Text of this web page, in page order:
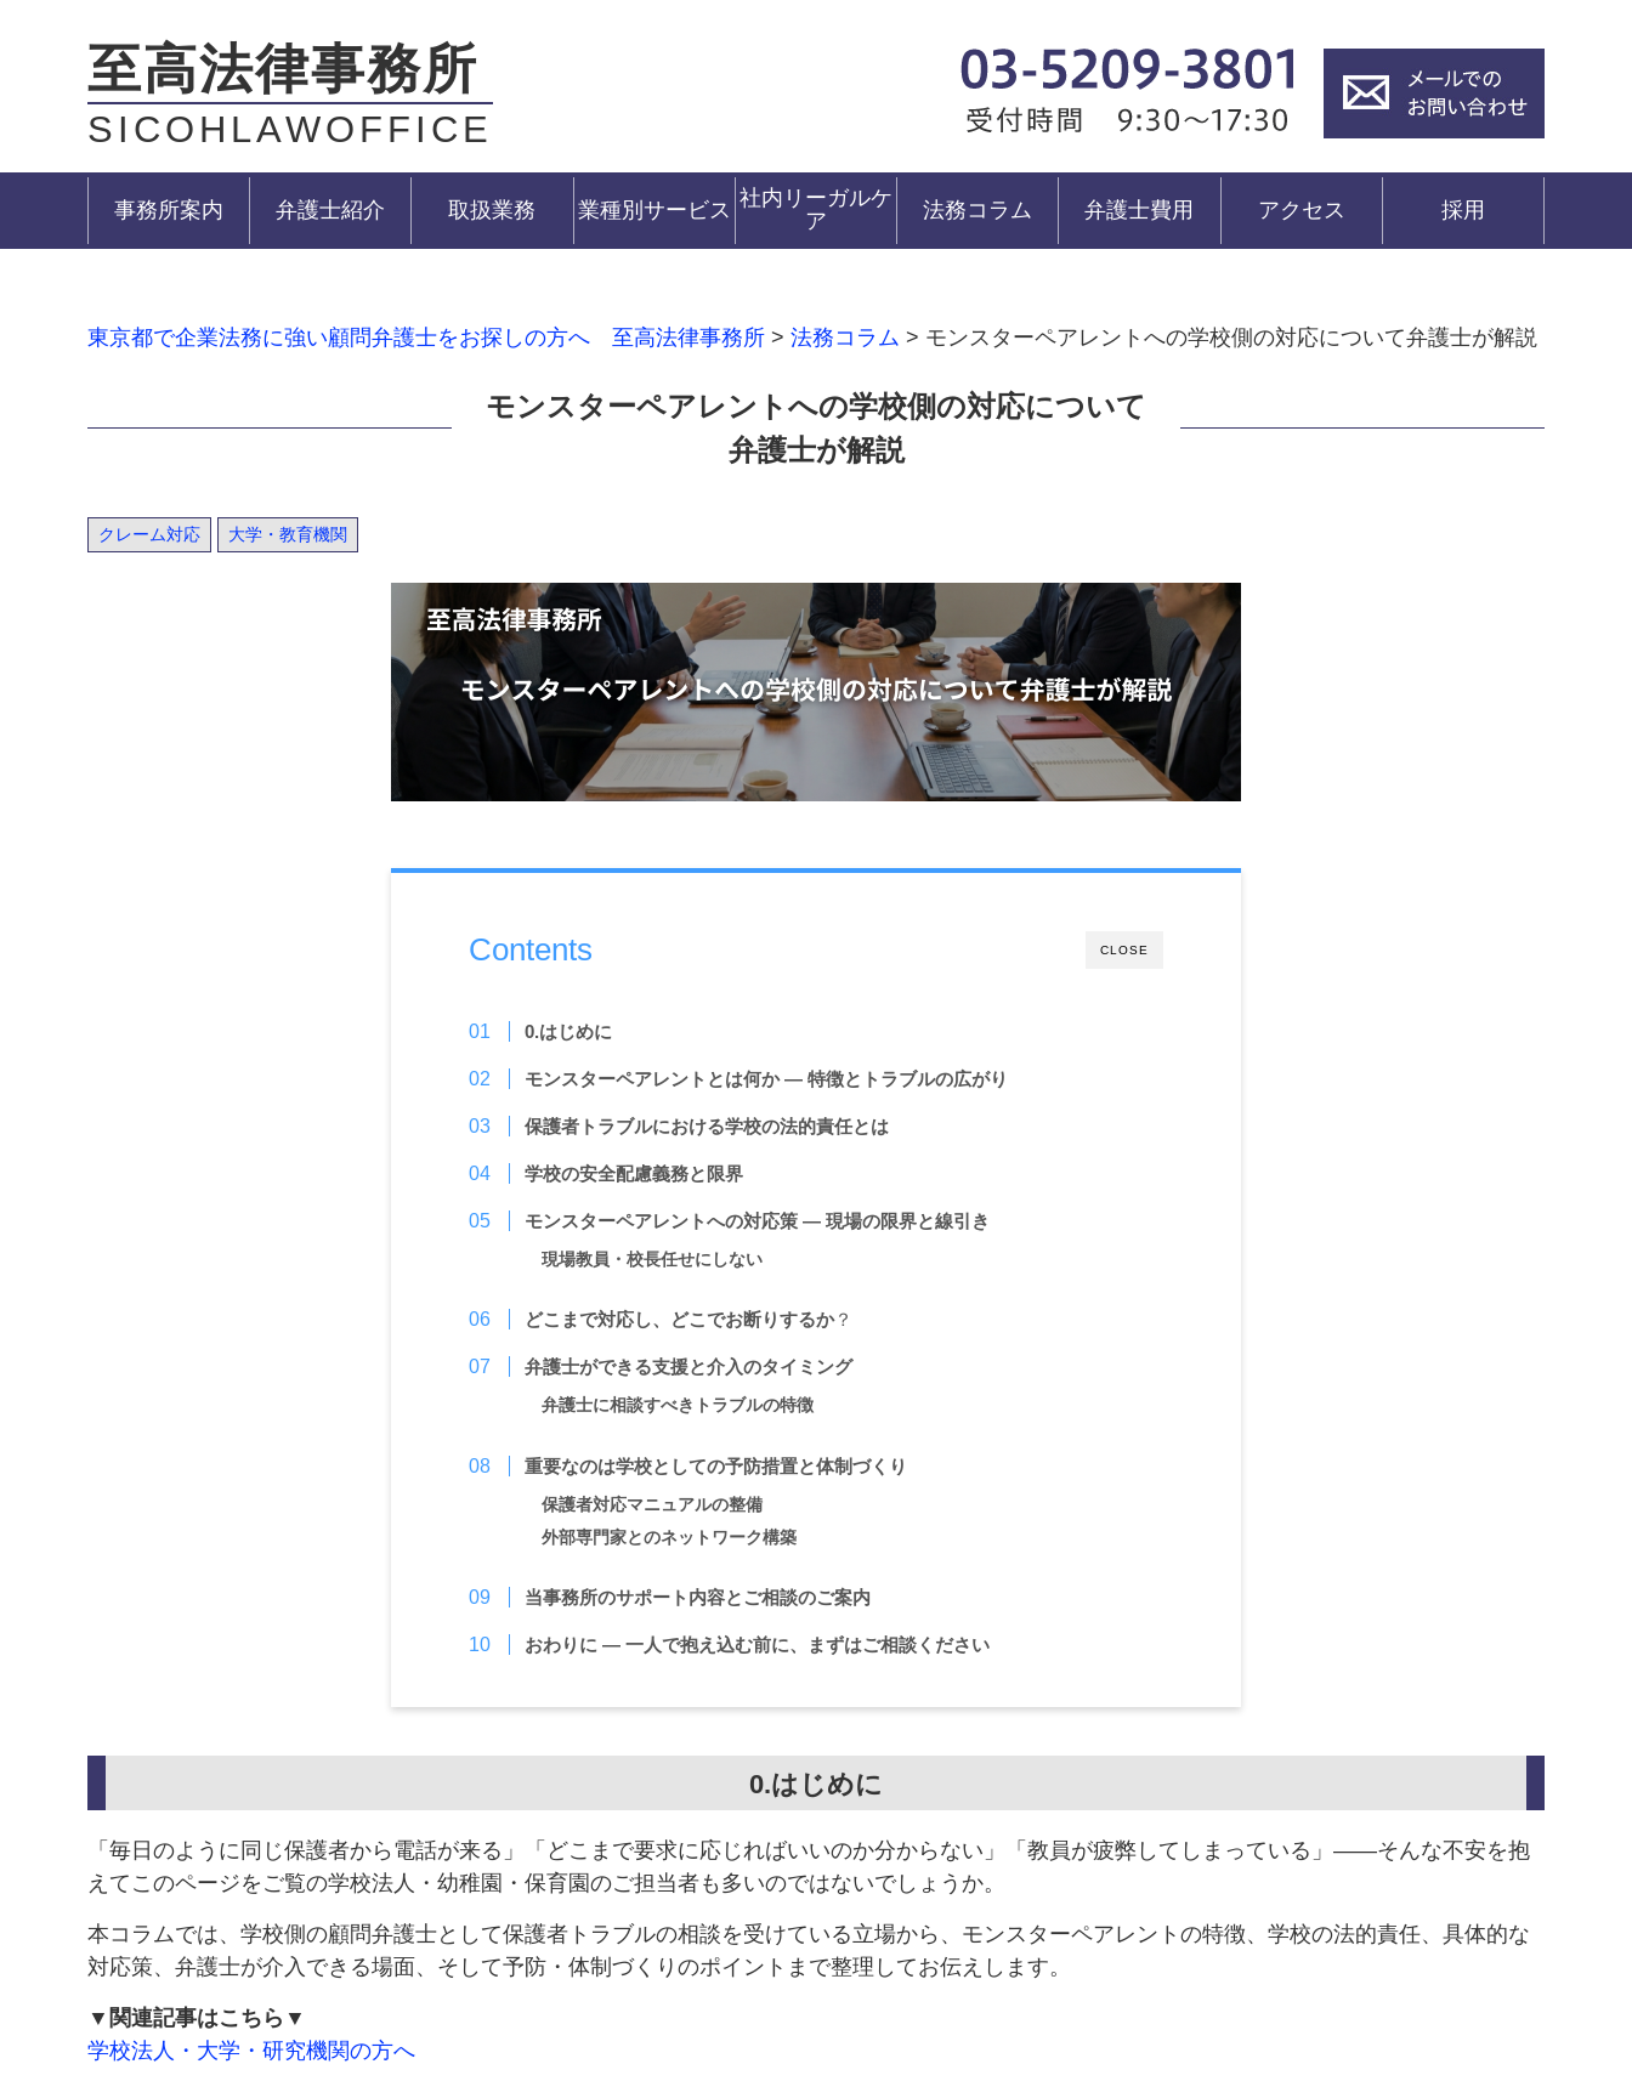
至高法律事務所
SICOHLAWOFFICE
事務所案内 弁護士紹介 取扱業務 業種別サービス 社内リーガルケ
ア
法務コラム 弁護士費用 アクセス 採用
東京都で企業法務に強い顧問弁護士をお探しの方へ 至高法律事務所 > 法務コラム > モンスターペアレントへの学校側の対応について弁護士が解説
モンスターペアレントへの学校側の対応について
弁護士が解説
クレーム対応 大学・教育機関
CLOSE
Contents
0.はじめに
モンスターペアレントとは何か ― 特徴とトラブルの広がり
保護者トラブルにおける学校の法的責任とは
学校の安全配慮義務と限界
モンスターペアレントへの対応策 ― 現場の限界と線引き
現場教員・校長任せにしない
どこまで対応し、どこでお断りするか？
弁護士ができる支援と介入のタイミング
弁護士に相談すべきトラブルの特徴
重要なのは学校としての予防措置と体制づくり
保護者対応マニュアルの整備
外部専門家とのネットワーク構築
当事務所のサポート内容とご相談のご案内
おわりに ― 一人で抱え込む前に、まずはご相談ください
0.はじめに
「毎日のように同じ保護者から電話が来る」「どこまで要求に応じればいいのか分からない」「教員が疲弊してしまっている」——そんな不安を抱
えてこのページをご覧の学校法人・幼稚園・保育園のご担当者も多いのではないでしょうか。
本コラムでは、学校側の顧問弁護士として保護者トラブルの相談を受けている立場から、モンスターペアレントの特徴、学校の法的責任、具体的な
対応策、弁護士が介入できる場面、そして予防・体制づくりのポイントまで整理してお伝えします。
▼関連記事はこちら▼
学校法人・大学・研究機関の方へ